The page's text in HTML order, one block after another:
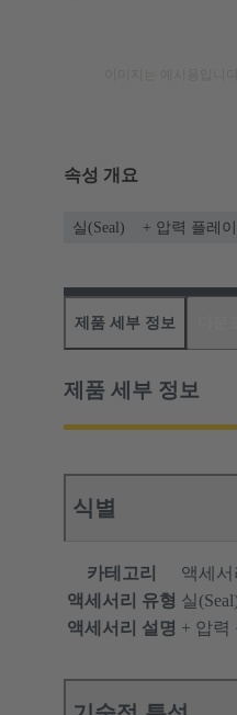
속성 개요
실(Seal) + 압력 플레
제품 세부 정보
제품 세부 정보
식별
카테고리
액세서
액세서리 유형 실
액세서리 설명 + 압력